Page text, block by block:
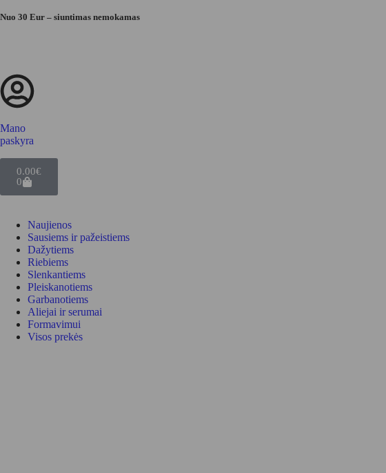
Nuo 30 Eur – siuntimas nemokamas
Mano
paskyra
0.00€
0
Naujienos
Sausiems ir pažeistiems
Dažytiems
Riebiems
Slenkantiems
Pleiskanotiems
Garbanotiems
Aliejai ir serumai
Formavimui
Visos prekės